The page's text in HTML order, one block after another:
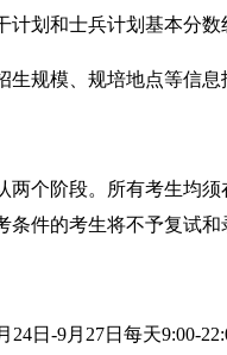
划和士兵计划基本分
规模、规培地点等信息
两个阶段。 所有考生均须
件的考生将不予复试和
24日 -9月 27日每天9:00-